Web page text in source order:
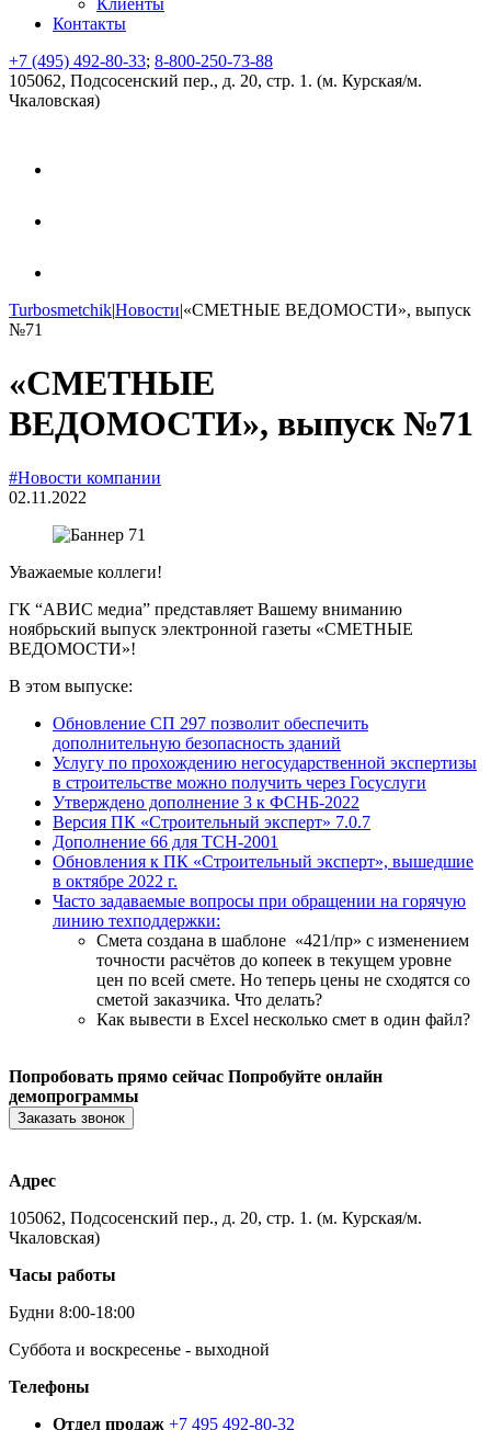
Клиенты
Контакты
+7 (495) 492-80-33; 8-800-250-73-88
105062, Подсосенский пер., д. 20, стр. 1. (м. Курская/м.
Чкаловская)
Turbosmetchik|Новости|«СМЕТНЫЕ ВЕДОМОСТИ», выпуск
№71
«СМЕТНЫЕ
ВЕДОМОСТИ», выпуск №71
#Новости компании
02.11.2022
Уважаемые коллеги!
ГК “АВИС медиа” представляет Вашему вниманию
ноябрьский выпуск электронной газеты «СМЕТНЫЕ
ВЕДОМОСТИ»!
В этом выпуске:
Обновление СП 297 позволит обеспечить
дополнительную безопасность зданий
Услугу по прохождению негосударственной экспертизы
в строительстве можно получить через Госуслуги
Утверждено дополнение 3 к ФСНБ-2022
Версия ПК «Строительный эксперт» 7.0.7
Дополнение 66 для ТСН-2001
Обновления к ПК «Строительный эксперт», вышедшие
в октябре 2022 г.
Часто задаваемые вопросы при обращении на горячую
линию техподдержки:
Смета создана в шаблоне «421/пр» с изменением
точности расчётов до копеек в текущем уровне
цен по всей смете. Но теперь цены не сходятся со
сметой заказчика. Что делать?
Как вывести в Excel несколько смет в один файл?
Попробовать прямо сейчас Попробуйте онлайн
демопрограммы
Заказать звонок
Адрес
105062, Подсосенский пер., д. 20, стр. 1. (м. Курская/м.
Чкаловская)
Часы работы
Будни 8:00-18:00
Суббота и воскресенье - выходной
Телефоны
Отдел продаж +7 495 492-80-32